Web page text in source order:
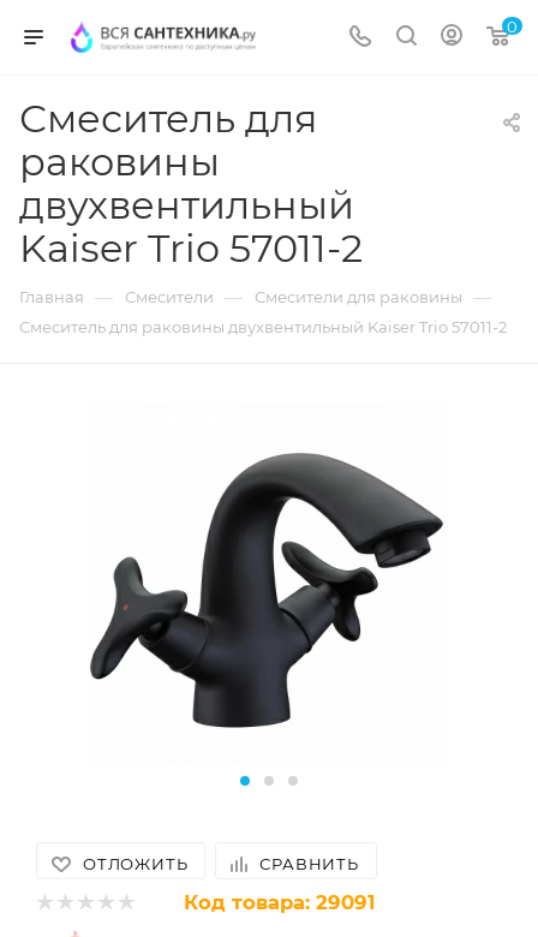
0
Смеситель для
раковины
двухвентильный
Kaiser Trio 57011-2
Главная — Смесители — Смесители для раковины —
Смеситель для раковины двухвентильный Kaiser Trio 57011-2
ОТЛОЖИТЬ СРАВНИТЬ
Код товара: 29091